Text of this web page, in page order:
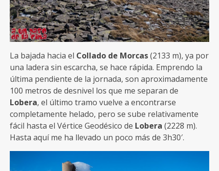
La bajada hacia el Collado de Morcas(2133 m), ya por
una ladera sin escarcha, se hace rápida. Emprendo la
última pendiente de la jornada, son aproximadamente
100 metros de desnivel los que me separan de
Lobera, el último tramo vuelve a encontrarse
completamente helado, pero se sube relativamente
fácil hasta el Vértice Geodésico de Lobera (2228 m).
Hasta aquí me ha llevado un poco más de 3h30′.